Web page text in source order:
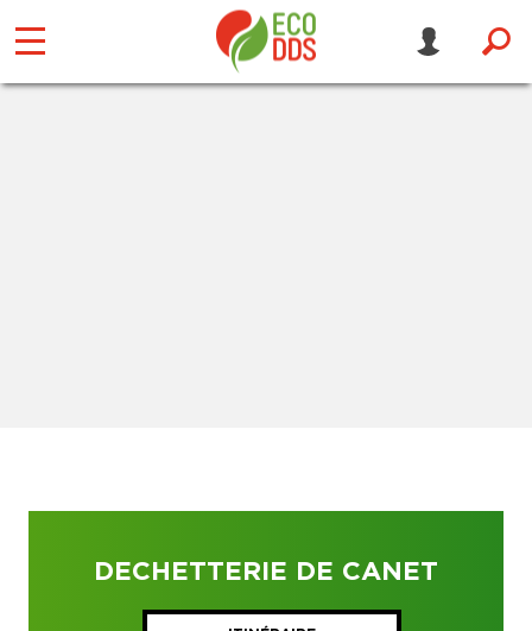
DECHETTERIE DE CANET